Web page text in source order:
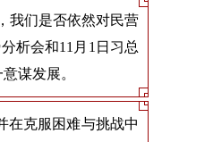
我们是否依然对民营
析会和11月1日习总
谋发展。
在克服困难与挑战中